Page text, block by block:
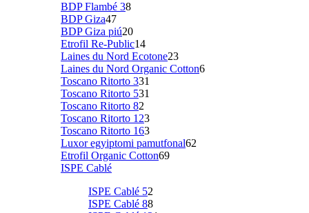
BDP Flambé 38
BDP Giza47
BDP Giza piú20
Etrofil Re-Public14
Laines du Nord Ecotone23
Laines du Nord Organic Cotton6
Toscano Ritorto 331
Toscano Ritorto 531
Toscano Ritorto 82
Toscano Ritorto 123
Toscano Ritorto 163
Luxor egyiptomi pamutfonal62
Etrofil Organic Cotton69
ISPE Cablé
ISPE Cablé 52
ISPE Cablé 88